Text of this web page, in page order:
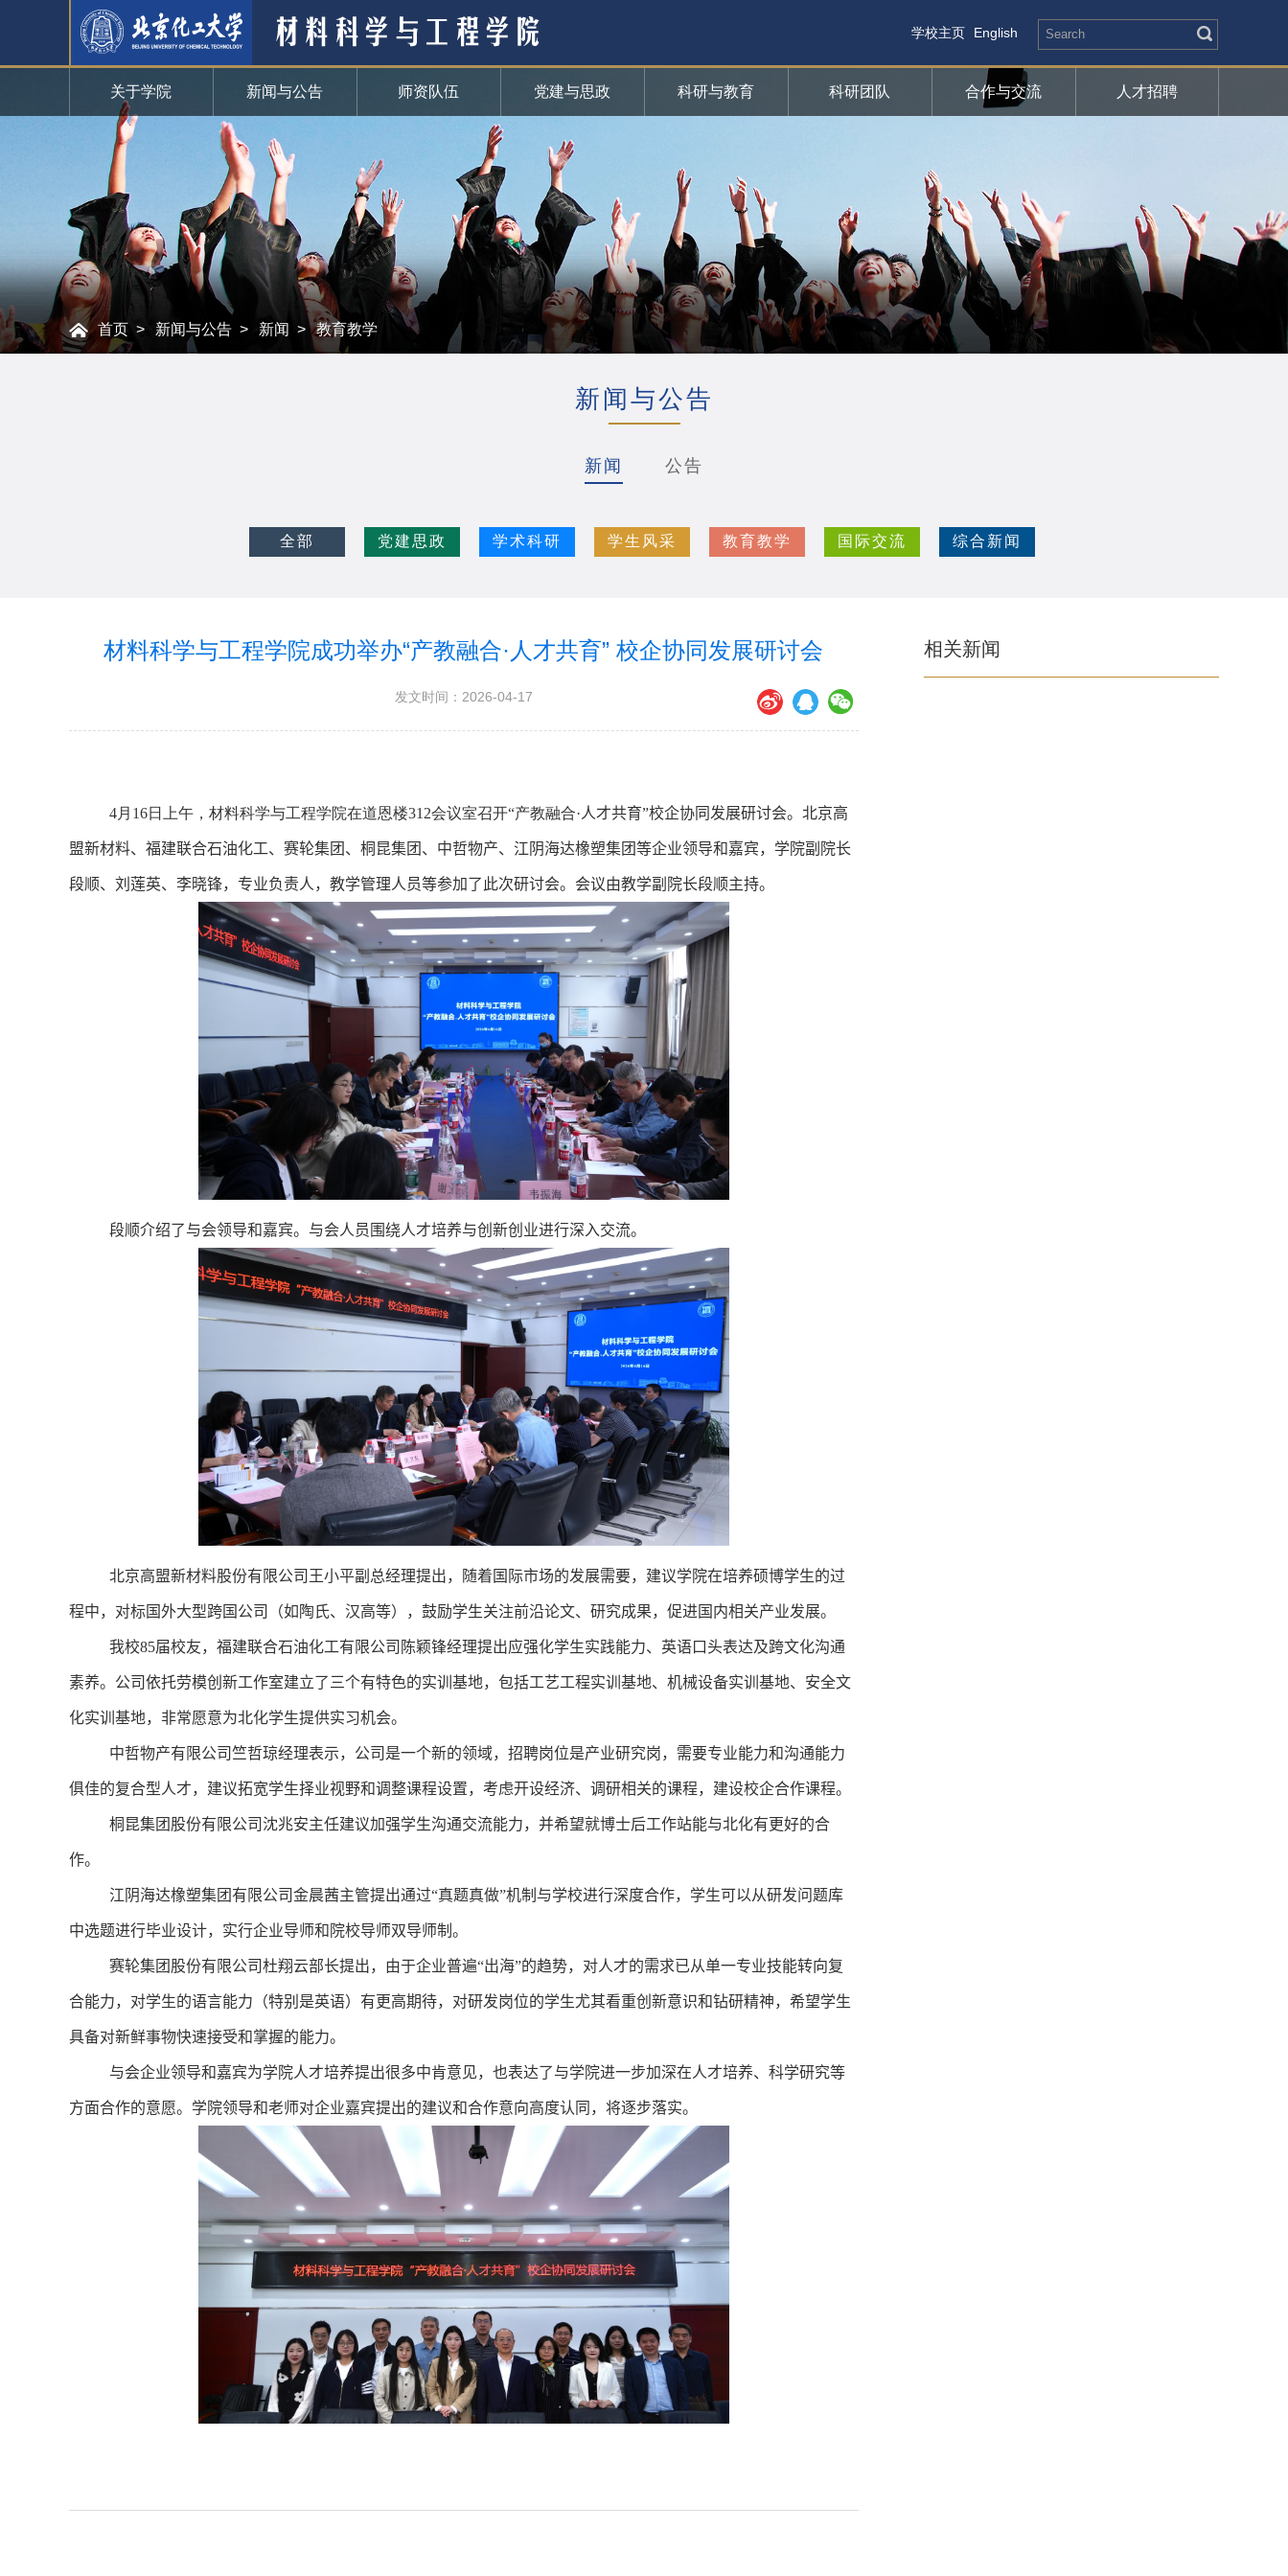
学校主页 English
关于学院 新闻与公告 师资队伍 党建与思政 科研与教育 科研团队 合作与交流 人才招聘
首页 新闻与公告 新闻 教育教学
新闻与公告
新闻 公告
全部 党建思政 学术科研 学生风采 教育教学 国际交流 综合新闻
材料科学与工程学院成功举办“产教融合·人才共育” 校企协同发展研讨会
发文时间：2026-04-17
4月 16日上午，材料科学与工程学院在道恩楼312会议室召开“产教融合·人才共育”校企协同发展研讨会。北京高
盟新材料、福建联合石油化工、赛轮集团、桐昆集团、中哲物产、江阴海达橡塑集团等企业领导和嘉宾，学院副院长
段顺、刘莲英、 李晓锋，专业负责人，教学管理人员等参加了此次研讨会。会议由教学副院长段顺主持。
段顺介绍了与会领导和嘉宾。与会人员围绕人才培养与创新创业进行深入交流。
北京高盟新材料股份有限公司王小平副总经理提出，随着国际市场的发展需要，建议学院在培养硕博学生的过
程中，对标国外大型跨国公司（如陶氏、汉高等），鼓励学生关注前沿论文、研究成果，促进国内相关产业发展。
我校85届校友，福建联合石油化工有限公司陈颖锋经理提出应强化学生实践能力、英语口头表达及跨文化沟通
素养。公司依托劳模创新工作室建立了三个有特色的实训基地，包括工艺工程实训基地、机械设备实训基地、安全文
化实训基地，非常愿意为北化学生提供实习机会。
中哲物产有限公司竺哲琼经理表示，公司是一个新的领域，招聘岗位是产业研究岗，需要专业能力和沟通能力
俱佳的复合型人才，建议拓宽学生择业视野和调整课程设置，考虑开设经济、调研相关的课程，建设校企合作课程。
桐昆集团股份有限公司沈兆安主任建议加强学生沟通交流能力，并希望就博士后工作站能与北化有更好的合
作。
江阴海达橡塑集团有限公司金晨茜主管提出通过“真题真做”机制与学校进行深度合作，学生可以从研发问题库
中选题进行毕业设计，实行企业导师和院校导师双导师制。
赛轮集团股份有限公司杜翔云部长提出，由于企业普遍“出海”的趋势，对人才的需求已从单一专业技能转向复
合能力，对学生的语言能力（特别是英语）有更高期待，对研发岗位的学生尤其看重创新意识和钻研精神，希望学生
具备对新鲜事物快速接受和掌握的能力。
与会企业领导和嘉宾为学院人才培养提出很多中肯意见，也表达了与学院进一步加深在人才培养、科学研究等
方面合作的意愿。学院领导和老师对企业嘉宾提出的建议和合作意向高度认同，将逐步落实。
相关新闻